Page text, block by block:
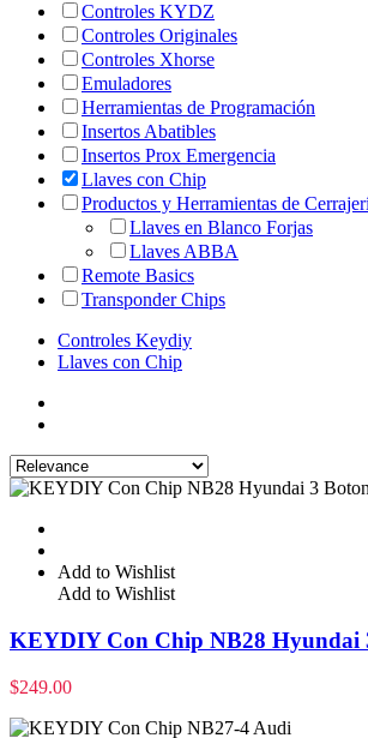
Controles KYDZ
Controles Originales
Controles Xhorse
Emuladores
Herramientas de Programación
Insertos Abatibles
Insertos Prox Emergencia
Llaves con Chip
Productos y Herramientas de
Llaves en Blanco Forjas
Llaves ABBA
Remote Basics
Transponder Chips
Controles Keydiy
Llaves con Chip
Add to Wishlist
Add to Wishlist
KEYDIY Con Chip NB28 Hyundai
$249.00